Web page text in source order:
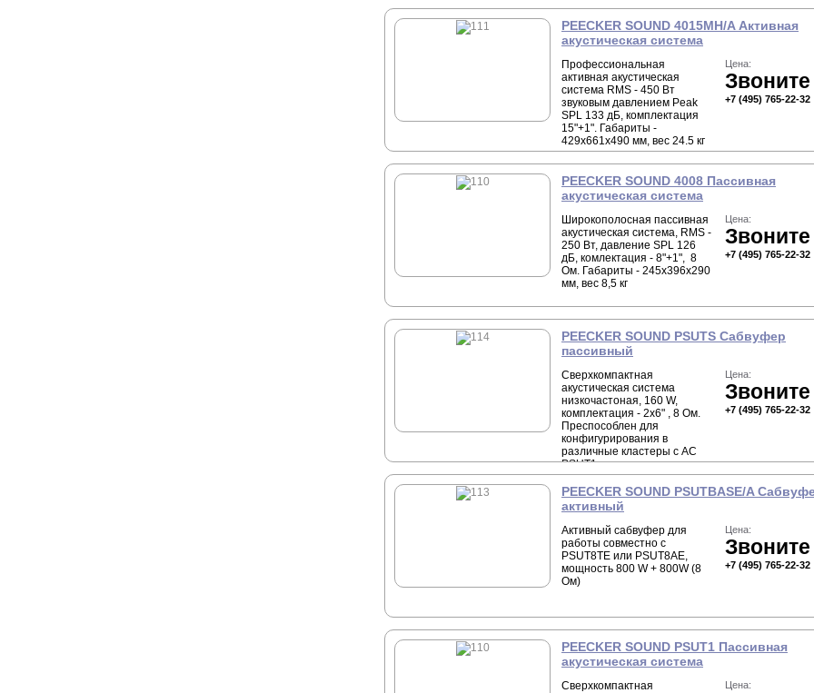
PEECKER SOUND 4015MH/A Активная
акустическая система
Профессиональная
активная акустическая
система RMS - 450 Вт
звуковым давлением Peak
SPL 133 дБ, комплектация
15"+1". Габариты -
429х661х490 мм, вес 24.5 кг
Цена:
Звоните
+7 (495) 765-22-32
PEECKER SOUND 4008 Пассивная
акустическая система
Широкополосная пассивная
акустическая система, RMS -
250 Вт, давление SPL 126
дБ, комлектация - 8"+1", 8
Ом. Габариты - 245х396х290
мм, вес 8,5 кг
Цена:
Звоните
+7 (495) 765-22-32
PEECKER SOUND PSUTS Сабвуфер
пассивный
Сверхкомпактная
акустическая система
низкочастоная, 160 W,
комплектация - 2х6" , 8 Ом.
Преспособлен для
конфигурирования в
различные кластеры с АС
PSUT1
Цена:
Звоните
+7 (495) 765-22-32
PEECKER SOUND PSUTBASE/A
активный
Активный сабвуфер для
работы совместно с
PSUT8TE или PSUT8AE,
мощность 800 W + 800W (8
Ом)
Цена:
Звоните
+7 (495) 765-22-32
PEECKER SOUND PSUT1 Пассивная
акустическая система
Сверхкомпактная
Цена: